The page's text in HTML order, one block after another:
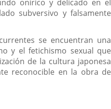
onírico y delicado en el
subversivo y falsamente
se encuentran una
y el fetichismo sexual que
de la cultura japonesa
reconocible en la obra de